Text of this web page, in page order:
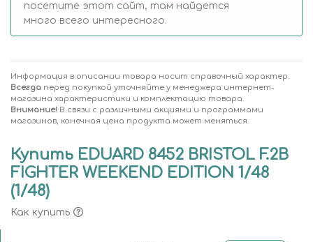
посетите этот сайт, там найдется
много всего интересного.
Информация в описании товара носит справочный характер.
Всегда перед покупкой уточняйте у менеджера интернет-
магазина характеристики и комплектацию товара.
Внимание! В связи с различными акциями и программами
магазинов, конечная цена продукта может меняться.
Купить EDUARD 8452 BRISTOL F.2B
FIGHTER WEEKEND EDITION 1/48
(1/48)
Как купить